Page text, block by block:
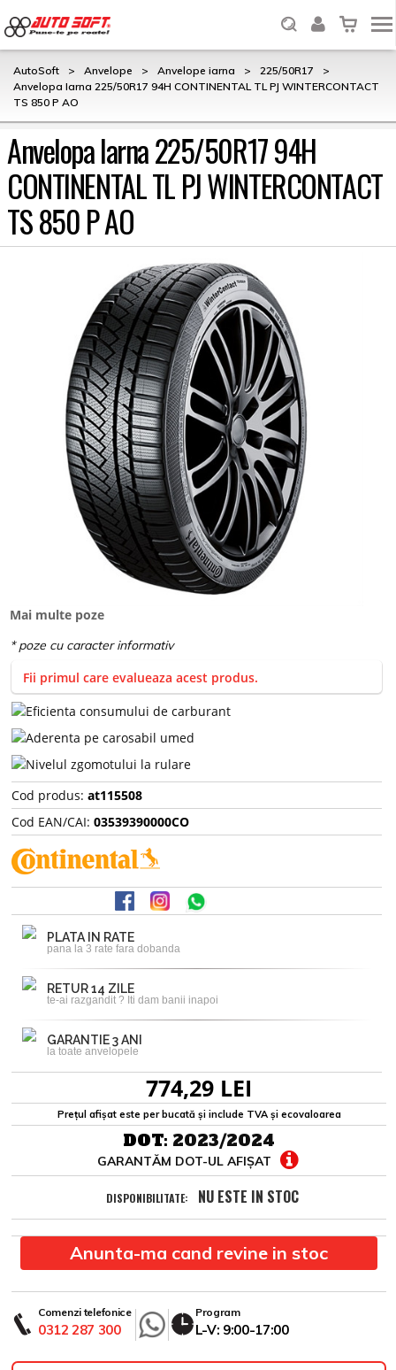
AutoSoft > Anvelope > Anvelope iarna > 225/50R17
>
Anvelopa Iarna 225/50R17 94H CONTINENTAL TL PJ WINTERCONTACT
TS 850 P AO
Anvelopa Iarna 225/50R17 94H
CONTINENTAL TL PJ WINTERCONTACT
TS 850 P AO
Mai multe poze
Fii primul care evalueaza acest produs.
Cod produs: at115508
Cod EAN/CAI: 03539390000CO
PLATA IN RATE
pana la 3 rate fara dobanda
RETUR 14 ZILE
te-ai razgandit ? Iti dam banii inapoi
GARANTIE 3 ANI
la toate anvelopele
774,29 LEI
Prețul afișat este per bucată și include TVA și ecovaloarea
DOT: 2023/2024
GARANTĂM DOT-UL AFIȘAT
DISPONIBILITATE: NU ESTE IN STOC
Anunta-ma cand revine in stoc
Comenzi telefonice
0312 287 300
Program
L-V: 9:00-17:00